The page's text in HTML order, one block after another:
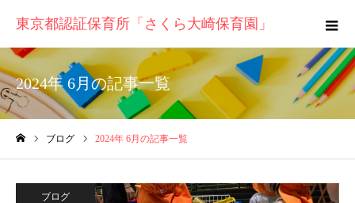
東京都認証保育所「さくら大崎保育園」
2024年 6月の記事一覧
ブログ 2024年 6月の記事一覧
ブログ